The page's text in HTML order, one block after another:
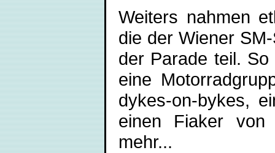
Weiters nahmen
die der Wiener
der Parade teil.
eine
dykes-on-bykes,
einen Fiaker von
mehr...